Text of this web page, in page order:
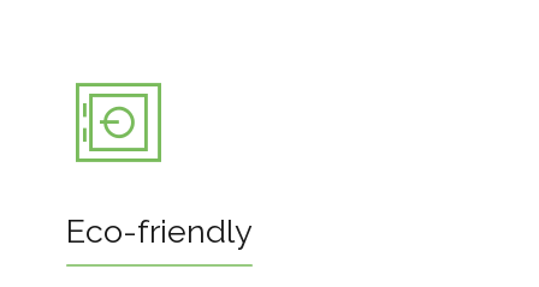
Eco-friendly